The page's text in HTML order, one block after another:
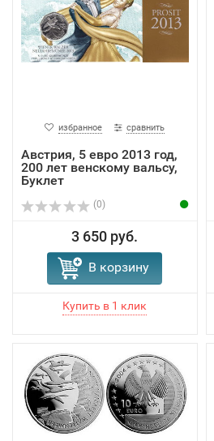
избранное сравнить
Австрия, 5 евро 2013 год,
200 лет венскому вальсу,
Буклет
(0)
3 650 руб.
В корзину